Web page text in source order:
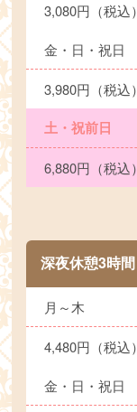
3,080円（税込）
金・日・祝日
3,980円（税込）
土・祝前日
6,880円（税込）
深夜休憩3時間
月～木
4,480円（税込）
金・日・祝日